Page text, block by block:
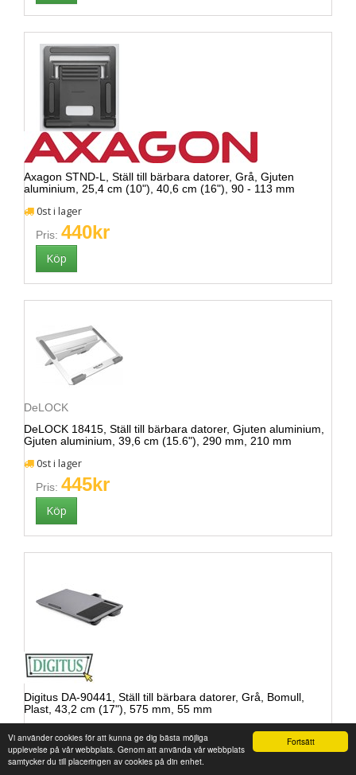
Fortsätt
Vi använder cookies för att kunna ge dig bästa möjliga
upplevelse på vår webbplats. Genom att använda vår webbplats
samtycker du till placeringen av cookies på din enhet.
Axagon STND-L, Ställ till bärbara datorer, Grå, Gjuten
aluminium, 25,4 cm (10"), 40,6 cm (16"), 90 - 113 mm
0st i lager
Pris: 440kr
DeLOCK
DeLOCK 18415, Ställ till bärbara datorer, Gjuten aluminium,
Gjuten aluminium, 39,6 cm (15.6"), 290 mm, 210 mm
0st i lager
Pris: 445kr
Digitus DA-90441, Ställ till bärbara datorer, Grå, Bomull,
Plast, 43,2 cm (17"), 575 mm, 55 mm
0st i lager
Pris: 455kr